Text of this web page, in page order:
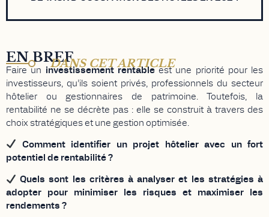
EN BREFDANS CET ARTICLE
Faire un investissement rentableest une priorité pour les
investisseurs, qu’ils soient privés, professionnels du secteur
hôtelier ou gestionnaires de patrimoine. Toutefois, la
rentabilité ne se décrète pas : elle se construit à travers des
choix stratégiques et une gestion optimisée.
Comment identifier un projet hôtelier avec un fort
potentiel de rentabilité ?
Quels sont les critères à analyser et les stratégies à
adopter pour minimiser les risques et maximiser les
rendements ?